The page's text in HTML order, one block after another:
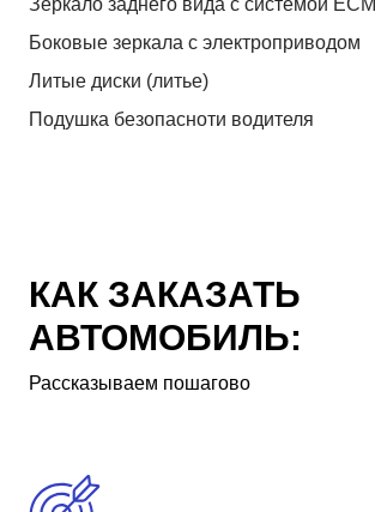
Зеркало заднего вида с системой ЕСМ
Боковые зеркала с электроприводом
Литые диски (литье)
Подушка безопасноти водителя
КАК ЗАКАЗАТЬ
АВТОМОБИЛЬ:
Рассказываем пошагово